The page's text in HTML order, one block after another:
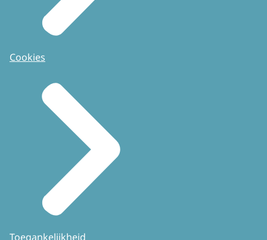
Cookies
Toegankelijkheid